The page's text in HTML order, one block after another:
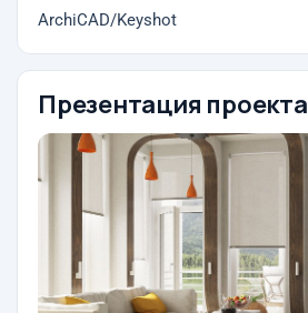
ArchiCAD/Keyshot
Презентация проекта